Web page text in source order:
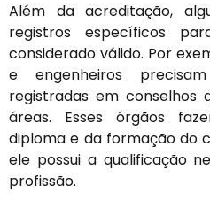
Além da acreditação,
registros específicos
considerado válido. Por
e engenheiros
registradas em conselhos
áreas. Esses órgãos
diploma e da formação do
ele possui a qualificação
profissão.